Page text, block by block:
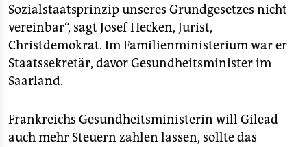
Sozialstaatsprinzip unseres Grundgesetzes nicht
vereinbar“, sagt Josef Hecken, Jurist,
Christdemokrat. Im Familienministerium war er
Staatssekretär, davor Gesundheitsminister im
Saarland.
Frankreichs Gesundheitsministerin will Gilead
auch mehr Steuern zahlen lassen, sollte das